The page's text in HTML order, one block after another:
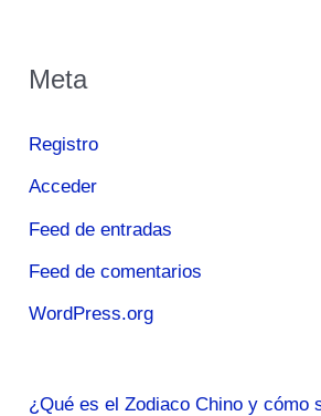
Meta
Registro
Acceder
Feed de entradas
Feed de comentarios
WordPress.org
¿Qué es el Zodiaco Chino y cómo